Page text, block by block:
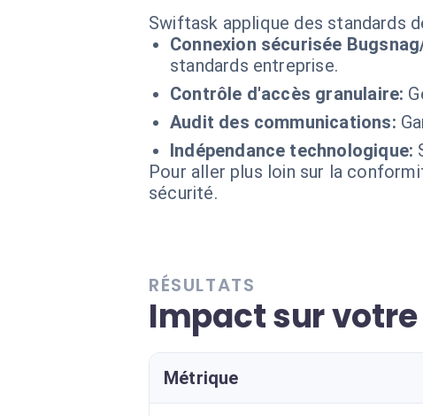
Swiftask applique des standards
Connexion sécurisée
standards entreprise.
Contrôle d'accès granulaire:
Audit des communications:
Indépendance technologique:
Pour aller plus loin sur la
sécurité.
RÉSULTATS
Impact sur
Métrique